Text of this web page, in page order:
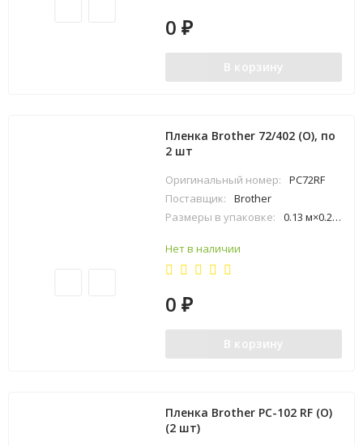
0₽
В корзину
Пленка Brother 72/402 (O), по
2 шт
Оригинальный номер:
PC72RF
Поставщик:
Brother
Размеры в упаковке:
0.13 м×0.24 м×0.19 м
Нет в наличии
0₽
В корзину
Пленка Brother PC-102 RF (O)
(2 шт)